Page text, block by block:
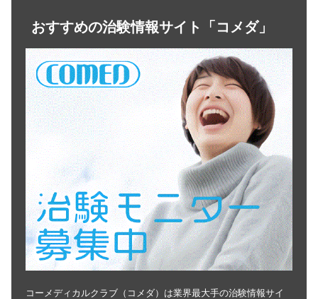
おすすめの治験情報サイト「コメダ」
コーメディカルクラブ（コメダ）は業界最大手の治験情報サイ